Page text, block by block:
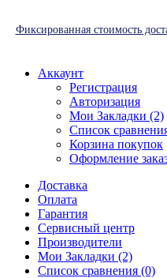
Фиксированная стоимость
Аккаунт
Регистрация
Авторизация
Мои Закладки (2)
Список
Корзина покупок
Оформление
Доставка
Оплата
Гарантия
Сервисный центр
Производители
Мои Закладки (2)
Список сравнения (0)